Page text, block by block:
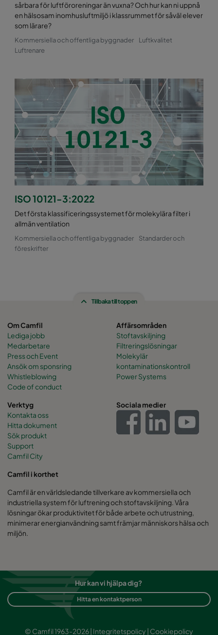
sårbara för luftföroreningar än vuxna? Och hur kan ni uppnå
en hälsosam inomhusluftmiljö i klassrummet för såväl elever
som lärare?
Kommersiella och offentliga byggnader
Luftkvalitet
Luftrenare
ISO 10121-3:2022
Det första klassificeringssystemet för molekylära filter i
allmän ventilation
Kommersiella och offentliga byggnader
Standarder och
föreskrifter
Tillbaka till toppen
Om Camfil
Lediga jobb
Medarbetare
Press och Event
Ansök om sponsring
Whistleblowing
Code of conduct
Affärsområden
Stoftavskiljning
Filtreringslösningar
Molekylär
kontaminationskontroll
Power Systems
Verktyg
Kontakta oss
Hitta dokument
Sök produkt
Support
Camfil City
Sociala medier
Camfil i korthet
Camfil är en världsledande tillverkare av kommersiella och
industriella system för luftrening och stoftavskiljning. Våra
lösningar ökar produktivitet för både arbete och utrustning,
minimerar energianvändning samt främjar människors hälsa och
miljön.
Hur kan vi hjälpa dig?
Hitta en kontaktperson
© Camfil 1963-2026 | Integritetspolicy | Cookiepolicy